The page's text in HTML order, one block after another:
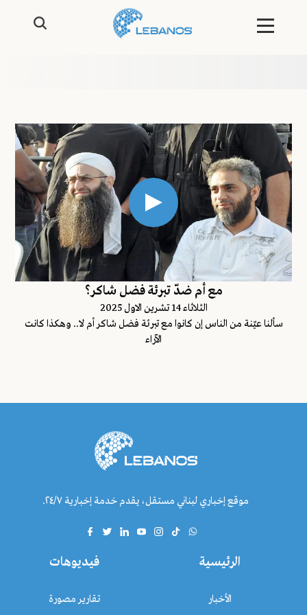
مع أم ضدّ تبرئة فضل شاكر؟
الثلاثاء 14 تشرين الاول 2025
سألنا عيّنة من الناس إن كانوا مع تبرئة فضل شاكر أم لا.. وهكذا كانت
الآراء
موقع إخباري لبناني مستقل، يقدم خدمة إخبارية ٢٤/٧.
الرئيسية
الأخبار
فيديوهات
تقارير مصورة